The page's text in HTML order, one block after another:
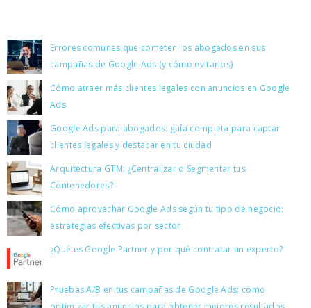
Errores comunes que cometen los abogados en sus
campañas de Google Ads (y cómo evitarlos)
Cómo atraer más clientes legales con anuncios en Google
Ads
Google Ads para abogados: guía completa para captar
clientes legales y destacar en tu ciudad
Arquitectura GTM: ¿Centralizar o Segmentar tus
Contenedores?
Cómo aprovechar Google Ads según tu tipo de negocio:
estrategias efectivas por sector
¿Qué es Google Partner y por qué contratar un experto?
Pruebas A/B en tus campañas de Google Ads: cómo